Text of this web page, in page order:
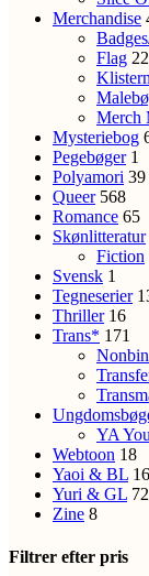
Merchandise
Flag 22
Merch
Mysteriebog
Pegebøger 1
Polyamori 39
Queer 568
Romance 65
Skønlitteratur
Fiction
Svensk 1
Tegneserier
Thriller 16
Trans* 171
YA
Webtoon 18
Yaoi & BL
Yuri & GL 72
Zine 8
Filtrer efter pris